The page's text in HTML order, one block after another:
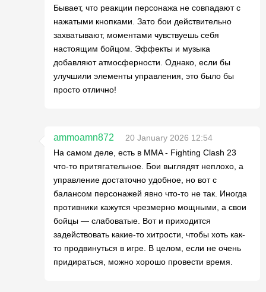
Бывает, что реакции персонажа не совпадают с
нажатыми кнопками. Зато бои действительно
захватывают, моментами чувствуешь себя
настоящим бойцом. Эффекты и музыка
добавляют атмосферности. Однако, если бы
улучшили элементы управления, это было бы
просто отлично!
ammoamn872
20 January 2026 12:54
На самом деле, есть в MMA - Fighting Clash 23
что-то притягательное. Бои выглядят неплохо, а
управление достаточно удобное, но вот с
балансом персонажей явно что-то не так. Иногда
противники кажутся чрезмерно мощными, а свои
бойцы — слабоватые. Вот и приходится
задействовать какие-то хитрости, чтобы хоть как-
то продвинуться в игре. В целом, если не очень
придираться, можно хорошо провести время.